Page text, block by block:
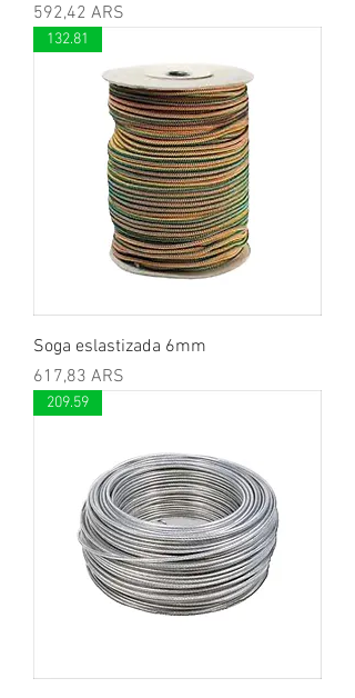
Precio
592,42 ARS
132.81
Soga eslastizada 6mm
Precio
617,83 ARS
209.59